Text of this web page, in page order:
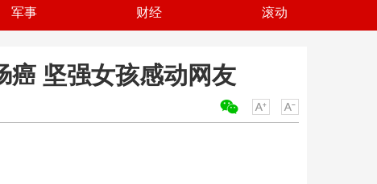
军事 财经 滚动
癌 坚强女孩感动网友